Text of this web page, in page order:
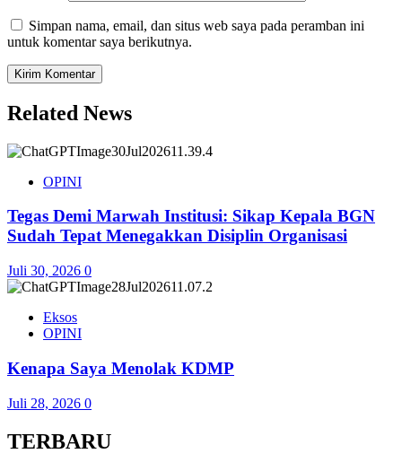
Simpan nama, email, dan situs web saya pada peramban ini
untuk komentar saya berikutnya.
Related News
OPINI
Tegas Demi Marwah Institusi: Sikap Kepala BGN
Sudah Tepat Menegakkan Disiplin Organisasi
Juli 30, 2026 0
Eksos
OPINI
Kenapa Saya Menolak KDMP
Juli 28, 2026 0
TERBARU